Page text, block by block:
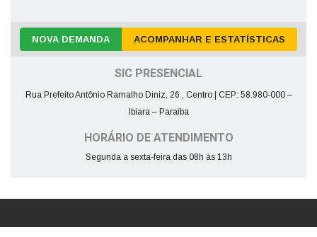
NOVA DEMANDA ACOMPANHAR E ESTATÍSTICAS
SIC PRESENCIAL
Rua Prefeito Antônio Ramalho Diniz, 26 , Centro | CEP: 58.980-000 –
Ibiara – Paraíba
HORÁRIO DE ATENDIMENTO
Segunda a sexta-feira das 08h às 13h